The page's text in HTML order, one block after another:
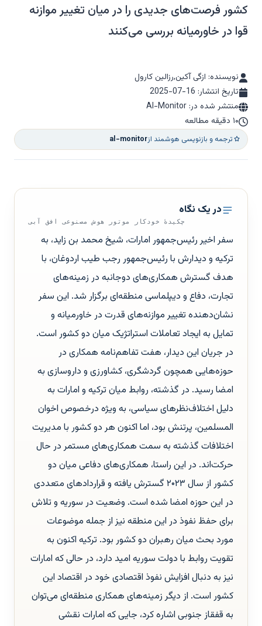
کشور فرصت‌های جدیدی را در میان تغییر موازنه
قوا در خاورمیانه بررسی می‌کنند
نویسنده: ازگی آکین,رزالین کارول
تاریخ انتشار: 2025-07-16
منتشر شده در: Al-Monitor
۱۰ دقیقه مطالعه
ترجمه و بازنویسی هوشمند ازal-monitor
در یک نگاه
چکیدهٔ خودکار موتور هوش مصنوعی افق آبی
سفر اخیر رئیس‌جمهور امارات، شیخ محمد بن زاید، به
ترکیه و دیدارش با رئیس‌جمهور رجب طیب اردوغان، با
هدف گسترش همکاری‌های دوجانبه در زمینه‌های
تجارت، دفاع و دیپلماسی منطقه‌ای برگزار شد. این سفر
نشان‌دهنده تغییر موازنه‌های قدرت در خاورمیانه و
تمایل به ایجاد تعاملات استراتژیک میان دو کشور است.
در جریان این دیدار، هفت تفاهم‌نامه همکاری در
حوزه‌هایی همچون گردشگری، کشاورزی و داروسازی به
امضا رسید. در گذشته، روابط میان ترکیه و امارات به
دلیل اختلاف‌نظرهای سیاسی، به ویژه درخصوص اخوان
المسلمین، پرتنش بود، اما اکنون هر دو کشور با مدیریت
اختلافات گذشته به سمت همکاری‌های مستمر در حال
حرکت‌اند. در این راستا، همکاری‌های دفاعی میان دو
کشور از سال ۲۰۲۳ گسترش یافته و قراردادهای متعددی
در این حوزه امضا شده است. وضعیت در سوریه و تلاش
برای حفظ نفوذ در این منطقه نیز از جمله موضوعات
مورد بحث میان رهبران دو کشور بود. ترکیه اکنون به
تقویت روابط با دولت سوریه امید دارد، در حالی که امارات
نیز به دنبال افزایش نفوذ اقتصادی خود در اقتصاد این
کشور است. از دیگر زمینه‌های همکاری منطقه‌ای می‌توان
به قفقاز جنوبی اشاره کرد، جایی که امارات نقشی